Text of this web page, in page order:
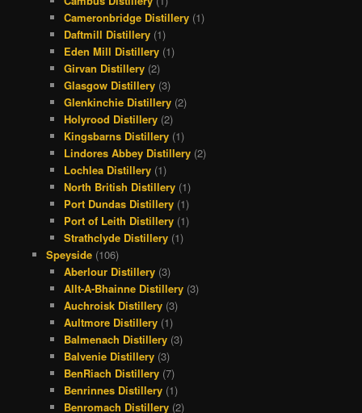
Cameronbridge Distillery (1)
Daftmill Distillery (1)
Eden Mill Distillery (1)
Girvan Distillery (2)
Glasgow Distillery (3)
Glenkinchie Distillery (2)
Holyrood Distillery (2)
Kingsbarns Distillery (1)
Lindores Abbey Distillery (2)
Lochlea Distillery (1)
North British Distillery (1)
Port Dundas Distillery (1)
Port of Leith Distillery (1)
Strathclyde Distillery (1)
Speyside(106)
Aberlour Distillery (3)
Allt-A-Bhainne Distillery (3)
Auchroisk Distillery (3)
Aultmore Distillery (1)
Balmenach Distillery (3)
Balvenie Distillery (3)
BenRiach Distillery (7)
Benrinnes Distillery (1)
Benromach Distillery (2)